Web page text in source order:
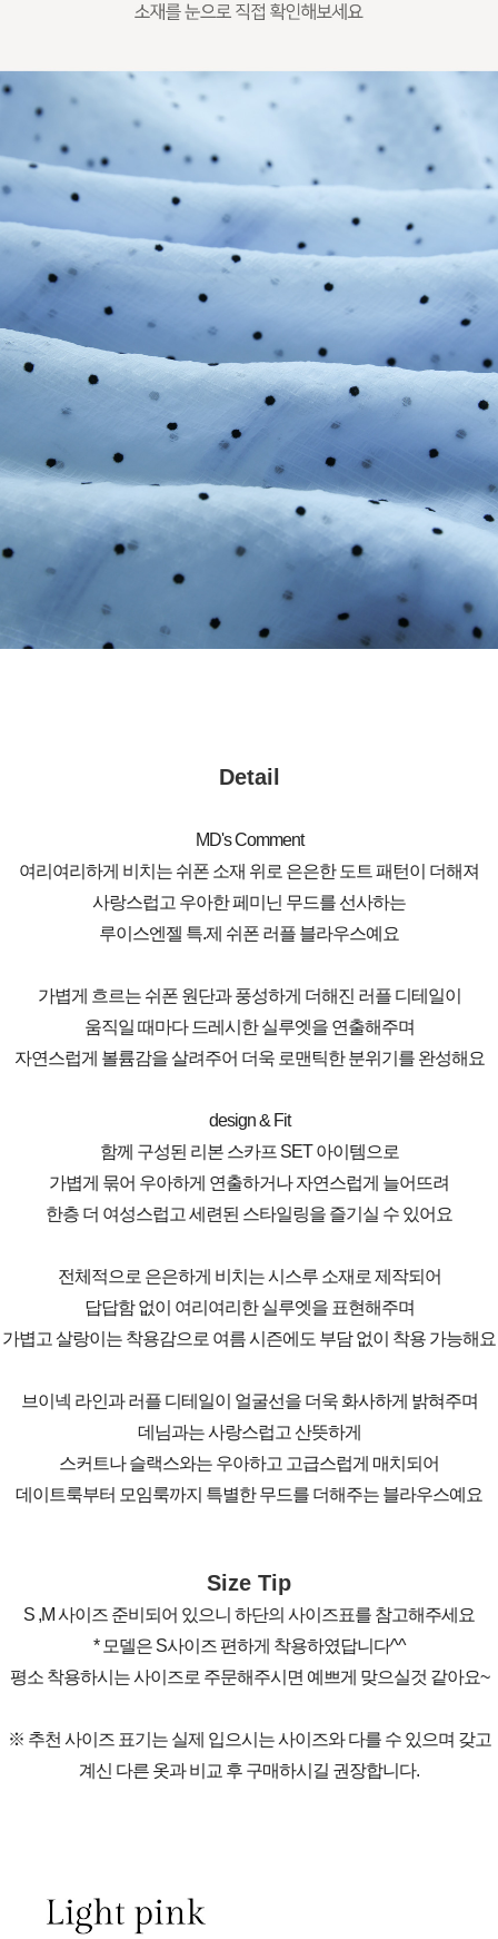
Detail
MD's Comment
여리여리하게 비치는 쉬폰 소재 위로 은은한 도트 패턴이 더해져
사랑스럽고 우아한 페미닌 무드를 선사하는
루이스엔젤 특.제 쉬폰 러플 블라우스예요
가볍게 흐르는 쉬폰 원단과 풍성하게 더해진 러플 디테일이
움직일 때마다 드레시한 실루엣을 연출해주며
자연스럽게 볼륨감을 살려주어 더욱 로맨틱한 분위기를 완성해요
design & Fit
함께 구성된 리본 스카프 SET 아이템으로
가볍게 묶어 우아하게 연출하거나 자연스럽게 늘어뜨려
한층 더 여성스럽고 세련된 스타일링을 즐기실 수 있어요
전체적으로 은은하게 비치는 시스루 소재로 제작되어
답답함 없이 여리여리한 실루엣을 표현해주며
가볍고 살랑이는 착용감으로 여름 시즌에도 부담 없이 착용 가능해요
브이넥 라인과 러플 디테일이 얼굴선을 더욱 화사하게 밝혀주며
데님과는 사랑스럽고 산뜻하게
스커트나 슬랙스와는 우아하고 고급스럽게 매치되어
데이트룩부터 모임룩까지 특별한 무드를 더해주는 블라우스예요
Size Tip
S ,M 사이즈 준비되어 있으니 하단의 사이즈표를 참고해주세요
* 모델은 S사이즈 편하게 착용하였답니다^^
평소 착용하시는 사이즈로 주문해주시면 예쁘게 맞으실것 같아요~
※ 추천 사이즈 표기는 실제 입으시는 사이즈와 다를 수 있으며 갖고
계신 다른 옷과 비교 후 구매하시길 권장합니다.